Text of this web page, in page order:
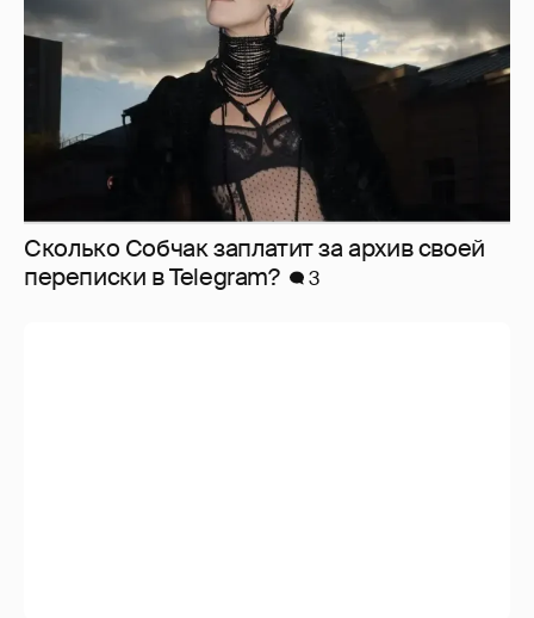
Сколько Собчак заплатит за архив своей
перeписки в Telegram?
3